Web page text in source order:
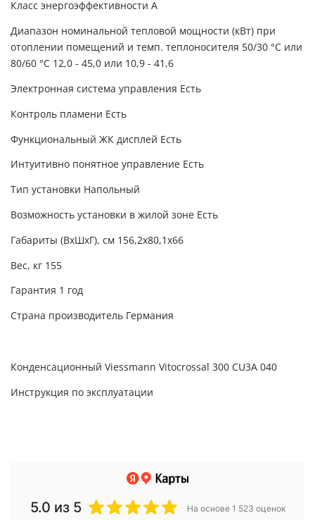
Класс энергоэффективности A
Диапазон номинальной тепловой мощности (кВт) при
отоплении помещений и темп. теплоносителя 50/30 °C или
80/60 °C 12,0 - 45,0 или 10,9 - 41,6
Электронная система управления Есть
Контроль пламени Есть
Функциональный ЖК дисплей Есть
Интуитивно понятное управление Есть
Тип установки Напольный
Возможность установки в жилой зоне Есть
Габариты (ВхШхГ), см 156,2x80,1x66
Вес, кг 155
Гарантия 1 год
Страна производитель Германия
Конденсационный Viessmann Vitocrossal 300 CU3A 040
Инструкция по эксплуатации
5.0 из 5 На основе 1 523 оценок